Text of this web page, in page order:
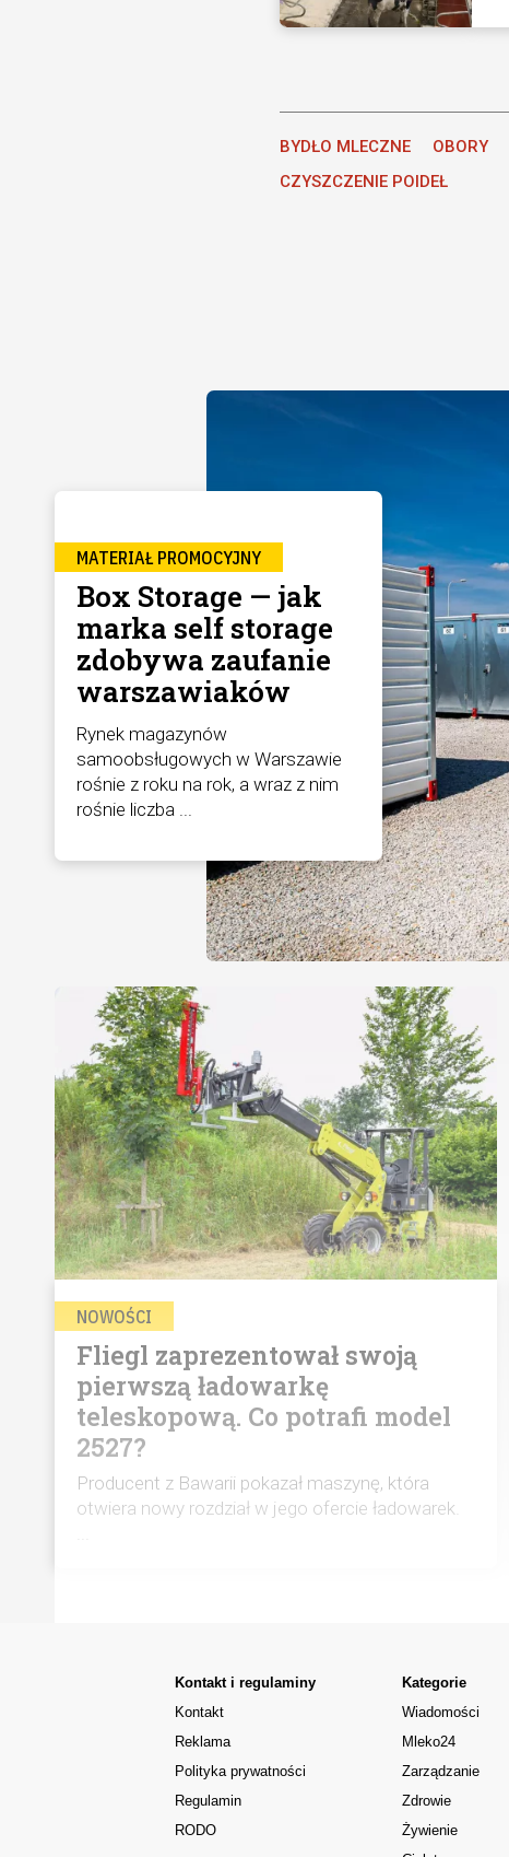
BYDŁO MLECZNE OBORY
CZYSZCZENIE POIDEŁ
MATERIAŁ PROMOCYJNY
Box Storage — jak
marka self storage
zdobywa zaufanie
warszawiaków
Rynek magazynów
samoobsługowych w Warszawie
rośnie z roku na rok, a wraz z nim
rośnie liczba ...
NOWOŚCI
Fliegl zaprezentował swoją
pierwszą ładowarkę
teleskopową. Co potrafi model
2527?
Producent z Bawarii pokazał maszynę, która
otwiera nowy rozdział w jego ofercie ładowarek.
Kontakt i regulaminy
Kontakt
Reklama
Polityka prywatności
Regulamin
RODO
Kategorie
Wiadomości
Mleko24
Zarządzanie
Zdrowie
Żywienie